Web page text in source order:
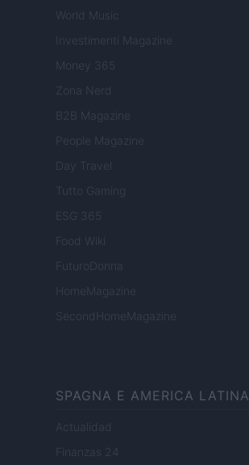
World Music
Investimenti Magazine
Money 365
Zona Nerd
B2B Magazine
People Magazine
Day Travel
Tutto Gaming
ESG 365
Food Wiki
FuturoDonna
HomeMagazine
SecondHomeMagazine
SPAGNA E AMERICA LATINA
Actualidad
Finanzas 24